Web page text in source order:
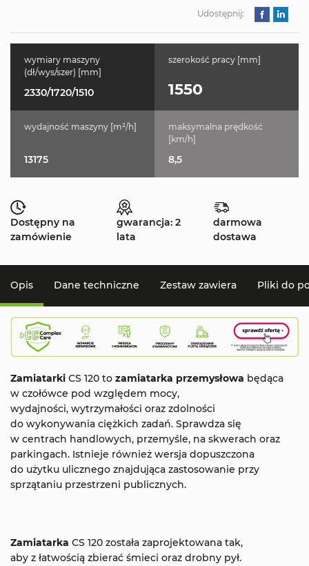
Udostępnij:
wymiary maszyny
(dł/wys/szer) [mm]
2330/1720/1510
szerokość pracy [mm]
1550
wydajność maszyny [m²/h]
13175
maksymalna prędkość
[km/h]
8,5
Dostępny na
zamówienie
gwarancja: 2
lata
darmowa
dostawa
Opis Dane techniczne Zestaw zawiera Pliki do
Zamiatarki CS 120 to zamiatarka przemysłowa będąca
w czołówce pod względem mocy,
wydajności, wytrzymałości oraz zdolności
do wykonywania ciężkich zadań. Sprawdza się
w centrach handlowych, przemyśle, na skwerach oraz
parkingach. Istnieje również wersja dopuszczona
do użytku ulicznego znajdująca zastosowanie przy
sprzątaniu przestrzeni publicznych.
Zamiatarka CS 120 została zaprojektowana tak,
aby z łatwością zbierać śmieci oraz drobny pył.